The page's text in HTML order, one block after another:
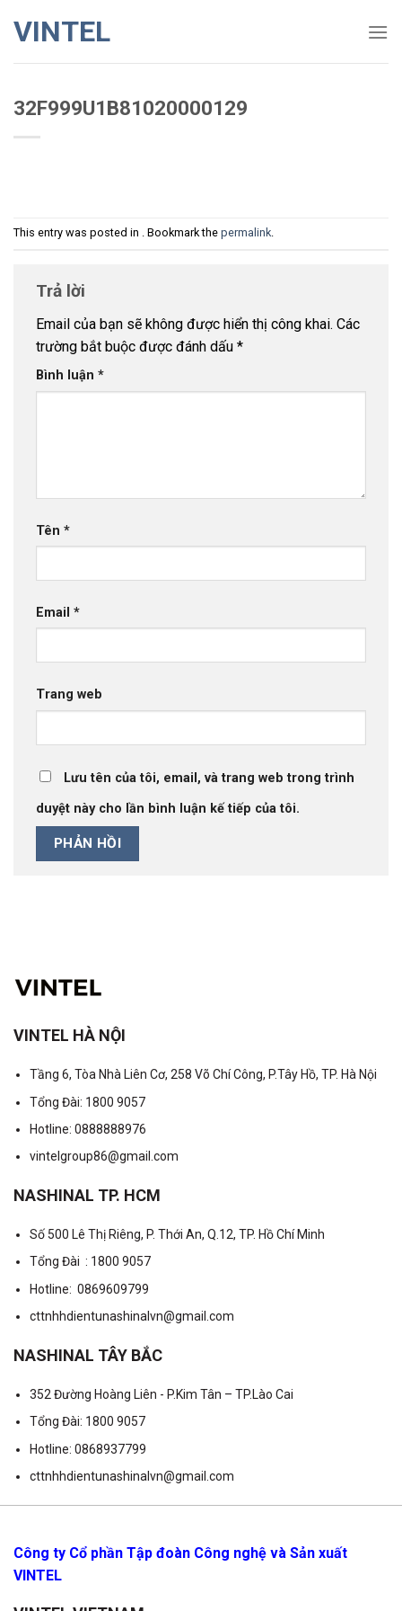
VINTEL
32F999U1B81020000129
This entry was posted in . Bookmark the permalink
Trả lời
Email của bạn sẽ không được hiển thị công khai. Các
trường bắt buộc được đánh dấu *
Bình luận *
Tên *
Email *
Trang web
Lưu tên của tôi, email, và trang web trong trình
duyệt này cho lần bình luận kế tiếp của tôi.
VINTEL HÀ NỘI
Tầng 6, Tòa Nhà Liên Cơ, 258 Võ Chí Công, P.Tây Hồ, TP. Hà Nội
Tổng Đài: 1800 9057
Hotline: 0888888976
vintelgroup86@gmail.com
NASHINAL TP. HCM
Số 500 Lê Thị Riêng, P. Thới An, Q.12, TP. Hồ Chí Minh
Tổng Đài : 1800 9057
Hotline: 0869609799
cttnhhdientunashinalvn@gmail.com
NASHINAL TÂY BẮC
352 Đường Hoàng Liên - P.Kim Tân – TP.Lào Cai
Tổng Đài: 1800 9057
Hotline: 0868937799
cttnhhdientunashinalvn@gmail.com
Công ty Cổ phần Tập đoàn Công nghệ và Sản xuất
VINTEL